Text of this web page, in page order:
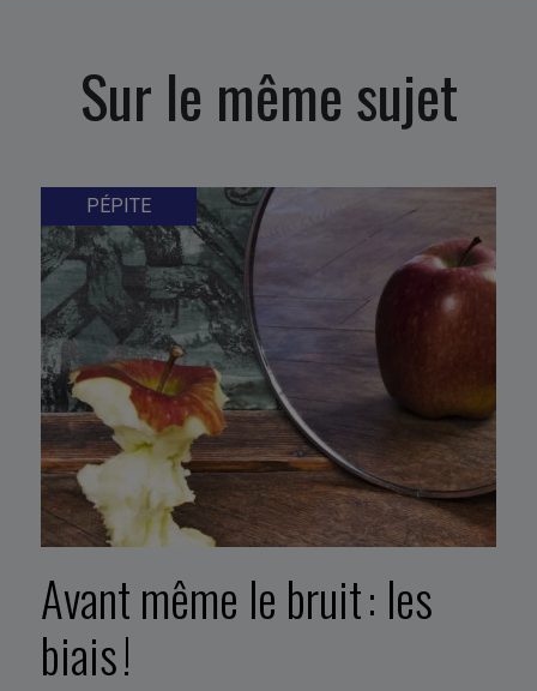
Sur le même sujet
PÉPITE
Avant même le bruit : les
biais !